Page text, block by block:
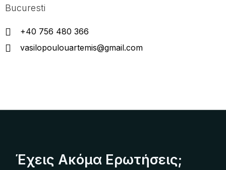
Bucuresti
+40 756 480 366
vasilopoulouartemis@gmail.com
Έχεις Ακόμα Ερωτήσεις;